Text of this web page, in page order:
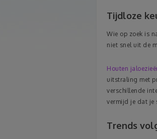
Tijdloze
Wie op zoek is
niet snel uit de
Houten
uitstraling met
verschillende
vermijd je dat je
Trends